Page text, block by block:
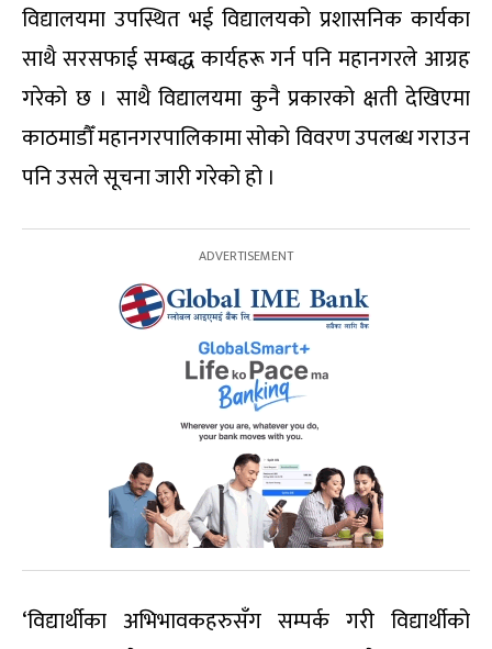
विद्यालयमा उपस्थित भई विद्यालयको प्रशासनिक कार्यका
साथै सरसफाई सम्बद्ध कार्यहरू गर्न पनि महानगरले आग्रह
गरेको छ । साथै विद्यालयमा कुनै प्रकारको क्षती देखिएमा
काठमाडौँ महानगरपालिकामा सोको विवरण उपलब्ध गराउन
पनि उसले सूचना जारी गरेको हो ।
‘विद्यार्थीका अभिभावकहरुसँग सम्पर्क गरी विद्यार्थीको